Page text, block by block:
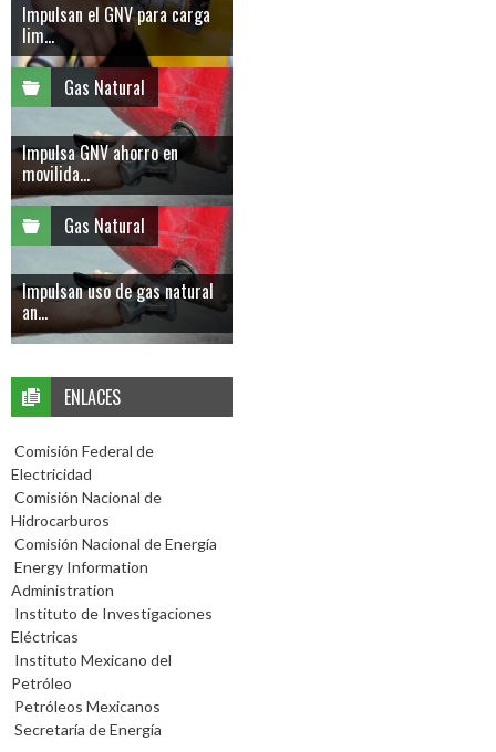
Impulsan el GNV para carga
lim...
Gas Natural
Impulsa GNV ahorro en
movilida...
Gas Natural
Impulsan uso de gas natural
an...
ENLACES
Comisión Federal de
Electricidad
Comisión Nacional de
Hidrocarburos
Comisión Nacional de Energía
Energy Information
Administration
Instituto de Investigaciones
Eléctricas
Instituto Mexicano del
Petróleo
Petróleos Mexicanos
Secretaría de Energía